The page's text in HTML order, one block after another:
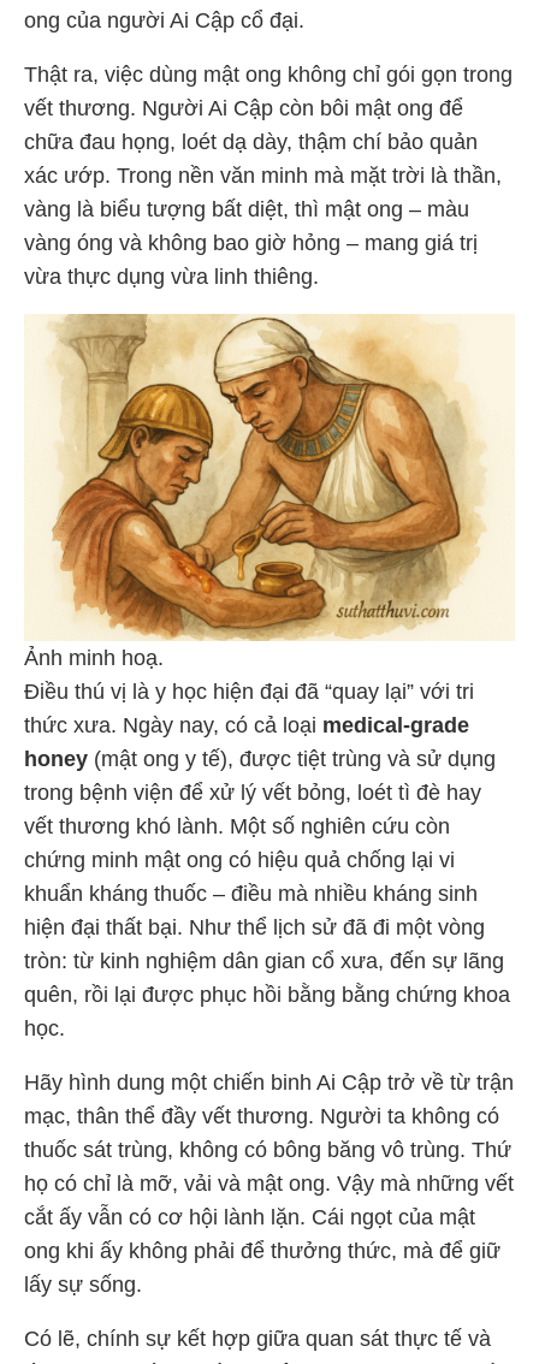
ong của người Ai Cập cổ đại.
Thật ra, việc dùng mật ong không chỉ gói gọn trong
vết thương. Người Ai Cập còn bôi mật ong để
chữa đau họng, loét dạ dày, thậm chí bảo quản
xác ướp. Trong nền văn minh mà mặt trời là thần,
vàng là biểu tượng bất diệt, thì mật ong – màu
vàng óng và không bao giờ hỏng – mang giá trị
vừa thực dụng vừa linh thiêng.
Ảnh minh hoạ.
Điều thú vị là y học hiện đại đã “quay lại” với tri
thức xưa. Ngày nay, có cả loại medical-grade
honey (mật ong y tế), được tiệt trùng và sử dụng
trong bệnh viện để xử lý vết bỏng, loét tì đè hay
vết thương khó lành. Một số nghiên cứu còn
chứng minh mật ong có hiệu quả chống lại vi
khuẩn kháng thuốc – điều mà nhiều kháng sinh
hiện đại thất bại. Như thể lịch sử đã đi một vòng
tròn: từ kinh nghiệm dân gian cổ xưa, đến sự lãng
quên, rồi lại được phục hồi bằng bằng chứng khoa
học.
Hãy hình dung một chiến binh Ai Cập trở về từ trận
mạc, thân thể đầy vết thương. Người ta không có
thuốc sát trùng, không có bông băng vô trùng. Thứ
họ có chỉ là mỡ, vải và mật ong. Vậy mà những vết
cắt ấy vẫn có cơ hội lành lặn. Cái ngọt của mật
ong khi ấy không phải để thưởng thức, mà để giữ
lấy sự sống.
Có lẽ, chính sự kết hợp giữa quan sát thực tế và